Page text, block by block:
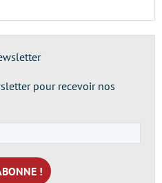
pour recevoir nos
e-
mail
*